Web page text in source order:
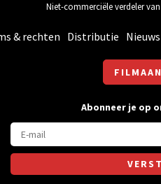
Niet-commerciële verdeler
& rechten Distributie Nieuws
Abonneer je op